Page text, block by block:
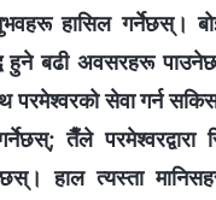
हासिल गर्नेछस्।
हुने बढी अवसरहरू
परमेश्‍वरको सेवा गर्न
तैँले परमेश्‍वरद्वारा
हाल त्यस्ता